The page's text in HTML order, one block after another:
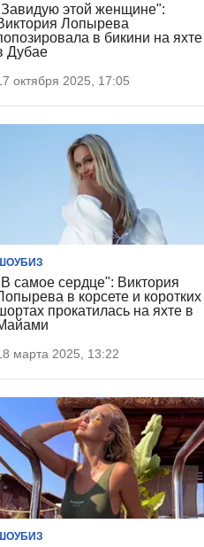
этой женщине":
Лопырева
в бикини на яхте
Дубае
октября 2025, 17:05
самое сердце": Виктория
в корсете и коротких
прокатилась на яхте в
марта 2025, 13:22